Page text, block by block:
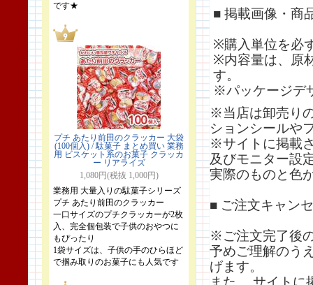
です★
プチ あたり前田のクラッカー 大袋
(100個入) / 駄菓子 まとめ買い 業務
用 ビスケット系のお菓子 クラッカ
ー リアライズ
1,080円(税抜 1,000円)
業務用 大量入りの駄菓子シリーズ
プチ あたり前田のクラッカー
一口サイズのプチクラッカーが2枚
入、完全個包装で子供のおやつに
もぴったり
1袋サイズは、子供の手のひらほど
で掴み取りのお菓子にも人気です
■ 掲載画像・商
※購入単位を必
※内容量は、原
す。
※パッケージデ
※当店は卸売り
ションシールや
※サイトに掲載
及びモニター設
実際のものと色
■ ご注文キャン
※ご注文完了後
予めご理解のう
げます。
また、 サイトに